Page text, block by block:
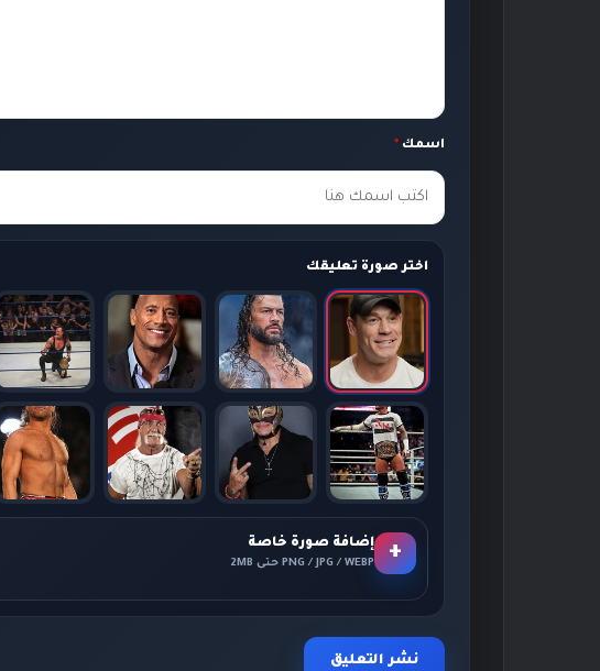
ك
*اسمك *
اختر صورة تعليقك
+ إضافة صورة خاصة
PNG / JPG / WEBP حتى 2MB